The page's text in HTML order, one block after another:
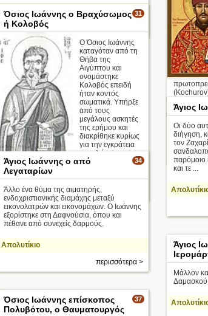
Απολυτίκιο
Το 1901
από την
31
Όσιος Ιωάννης ο Βραχύσωμος
ή Κολοβός
Ο Όσιος Ιωάννης
καταγόταν από τη
Θήβα της
Αιγύπτου και
ονομάστηκε
Κολοβός επειδή
ήταν κοντός
σωματικά. Υπήρξε
από τους
μεγάλους ασκητές
της ερήμου και
διακρίθηκε κυρίως
για την εγκράτεια
της γλώσσας τ ...
Απολυτίκιο
περισσότερα >
Άγιος
Οι δύο
διήγηση,
τον
παρόμοιο
και τε ...
34
Άγιος Ιωάννης ο από
Λεγαταρίων
Άλλο ένα θύμα της αιματηρής,
ενδοχριστιανικής διαμάχης μεταξύ
εικονολατρών και εικονομάχων. Ο Ιωάννης
εξορίστηκε στη Δαφνούσια, όπου και
πέθανε από συνεχείς δαρμούς.
Απολυτίκιο
περισσότερα >
Άγιος
Μάλλον
Δαμασκού
37
Όσιος Ιωάννης επίσκοπος
Πολυβότου, ο Θαυματουργός